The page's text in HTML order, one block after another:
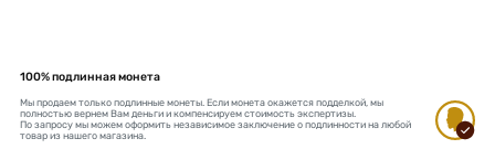
100% подлинная монета
Мы продаем только подлинные монеты. Если монета окажется подделкой, мы
полностью вернем Вам деньги и компенсируем стоимость экспертизы.
По запросу мы можем оформить независимое заключение о подлинности на любой
товар из нашего магазина.